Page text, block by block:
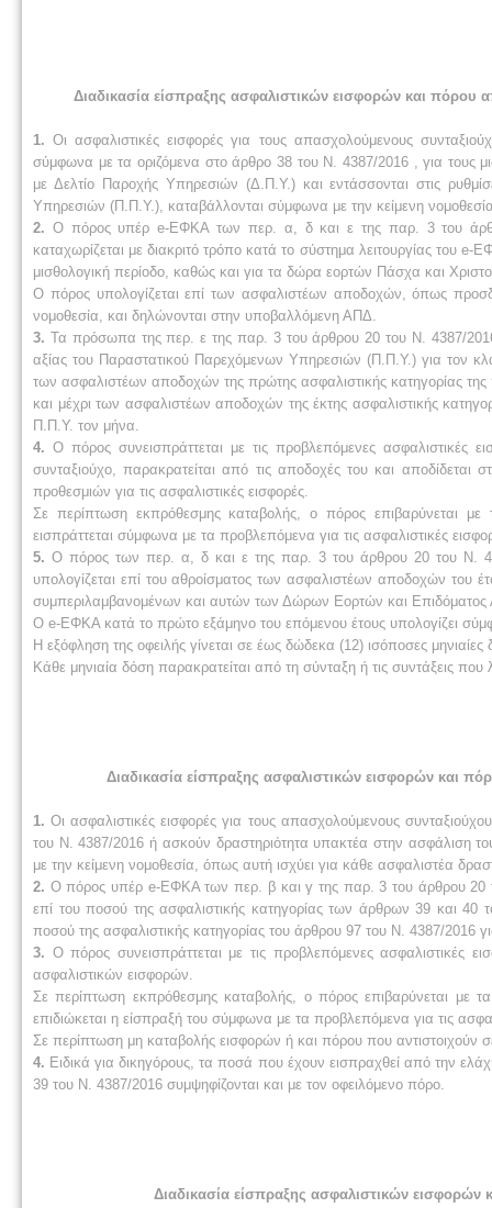
Διαδικασία είσπραξης ασφαλιστικών εισφορών και πόρου
1. Οι ασφαλιστικές εισφορές για τους απασχολούμενους
σύμφωνα με τα οριζόμενα στο άρθρο 38 του Ν. 4387/2016 , για τους
με Δελτίο Παροχής Υπηρεσιών (Δ.Π.Υ.) και εντάσσονται στις
Υπηρεσιών (Π.Π.Υ.), καταβάλλονται σύμφωνα με την κείμενη
2. Ο πόρος υπέρ e-ΕΦΚΑ των περ. α, δ και ε της παρ. 3 του
καταχωρίζεται με διακριτό τρόπο κατά το σύστημα λειτουργίας του
μισθολογική περίοδο, καθώς και για τα δώρα εορτών Πάσχα και
Ο πόρος υπολογίζεται επί των ασφαλιστέων αποδοχών, όπως
νομοθεσία, και δηλώνονται στην υποβαλλόμενη ΑΠΔ.
3. Τα πρόσωπα της περ. ε της παρ. 3 του άρθρου 20 του Ν. 4387/
αξίας του Παραστατικού Παρεχόμενων Υπηρεσιών (Π.Π.Υ.) για τον
των ασφαλιστέων αποδοχών της πρώτης ασφαλιστικής κατηγορίας
και μέχρι των ασφαλιστέων αποδοχών της έκτης ασφαλιστικής
Π.Π.Υ. τον μήνα.
4. Ο πόρος συνεισπράττεται με τις προβλεπόμενες ασφαλιστικές
συνταξιούχο, παρακρατείται από τις αποδοχές του και
προθεσμιών για τις ασφαλιστικές εισφορές.
Σε περίπτωση εκπρόθεσμης καταβολής, ο πόρος επιβαρύνεται με
εισπράττεται σύμφωνα με τα προβλεπόμενα για τις ασφαλιστικές
5. Ο πόρος των περ. α, δ και ε της παρ. 3 του άρθρου 20 του Ν.
υπολογίζεται επί του αθροίσματος των ασφαλιστέων αποδοχών του
συμπεριλαμβανομένων και αυτών των Δώρων Εορτών και Επιδόματος
Ο e-ΕΦΚΑ κατά το πρώτο εξάμηνο του επόμενου έτους υπολογίζει
Η εξόφληση της οφειλής γίνεται σε έως δώδεκα (12) ισόποσες
Κάθε μηνιαία δόση παρακρατείται από τη σύνταξη ή τις συντάξεις
Διαδικασία είσπραξης ασφαλιστικών εισφορών και
1. Οι ασφαλιστικές εισφορές για τους απασχολούμενους
του Ν. 4387/2016 ή ασκούν δραστηριότητα υπακτέα στην
με την κείμενη νομοθεσία, όπως αυτή ισχύει για κάθε ασφαλιστέα
2. Ο πόρος υπέρ e-ΕΦΚΑ των περ. β και γ της παρ. 3 του άρθρου 20
επί του ποσού της ασφαλιστικής κατηγορίας των άρθρων 39 και
ποσού της ασφαλιστικής κατηγορίας του άρθρου 97 του Ν. 4387/2016
3. Ο πόρος συνεισπράττεται με τις προβλεπόμενες ασφαλιστικές
ασφαλιστικών εισφορών.
Σε περίπτωση εκπρόθεσμης καταβολής, ο πόρος επιβαρύνεται με
επιδιώκεται η είσπραξή του σύμφωνα με τα προβλεπόμενα για τις
Σε περίπτωση μη καταβολής εισφορών ή και πόρου που αντιστοιχούν
4. Ειδικά για δικηγόρους, τα ποσά που έχουν εισπραχθεί από την
39 του Ν. 4387/2016 συμψηφίζονται και με τον οφειλόμενο πόρο.
Διαδικασία είσπραξης ασφαλιστικών